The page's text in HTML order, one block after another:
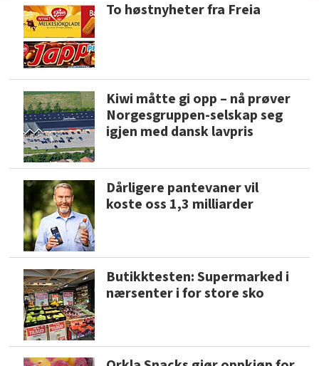
To høstnyheter fra Freia
Kiwi måtte gi opp – nå prøver
Norgesgruppen-selskap seg
igjen med dansk lavpris
Dårligere pantevaner vil
koste oss 1,3 milliarder
Butikktesten: Supermarked i
nærsenter i for store sko